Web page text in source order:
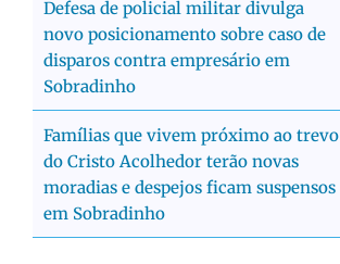
Defesa de policial militar divulga
novo posicionamento sobre caso de
disparos contra empresário em
Sobradinho
Famílias que vivem próximo ao trevo
do Cristo Acolhedor terão novas
moradias e despejos ficam suspensos
em Sobradinho